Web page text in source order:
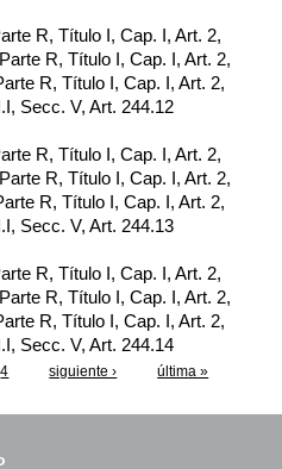
R, Título I, Cap. I, Art. 2,
R, Título I, Cap. I, Art. 2,
R, Título I, Cap. I, Art. 2,
Secc. V, Art. 244.12
R, Título I, Cap. I, Art. 2,
R, Título I, Cap. I, Art. 2,
R, Título I, Cap. I, Art. 2,
Secc. V, Art. 244.13
R, Título I, Cap. I, Art. 2,
R, Título I, Cap. I, Art. 2,
R, Título I, Cap. I, Art. 2,
Secc. V, Art. 244.14
4 siguiente › última »